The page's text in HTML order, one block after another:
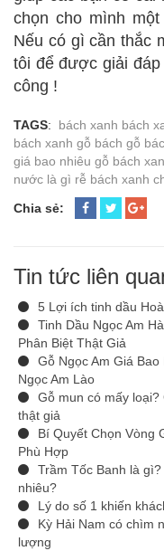
chọn cho mình
Nếu có gì cần thắc
tôi để được giải
công !
TAGS: bách xanh bách
bách xanh gỗ bách gỗ
giá bao nhiêu gỗ bách
nước là gì rễ bách xanh
Chia sẻ:
Tin tức liên
5 Lợi ích tinh dầu
Tinh Dầu Ngọc Am
Phân Biệt Thật Giả
Gỗ Ngọc Am Giá
Ngọc Am Lào
Gỗ mun có mấy
thật giả
Bí Quyết Chọn Vòng
Phù Hợp
Trầm Tốc Banh là
nhiêu?
Lý do số 1 khiến
Kỳ Hải Nam có chìm
lượng